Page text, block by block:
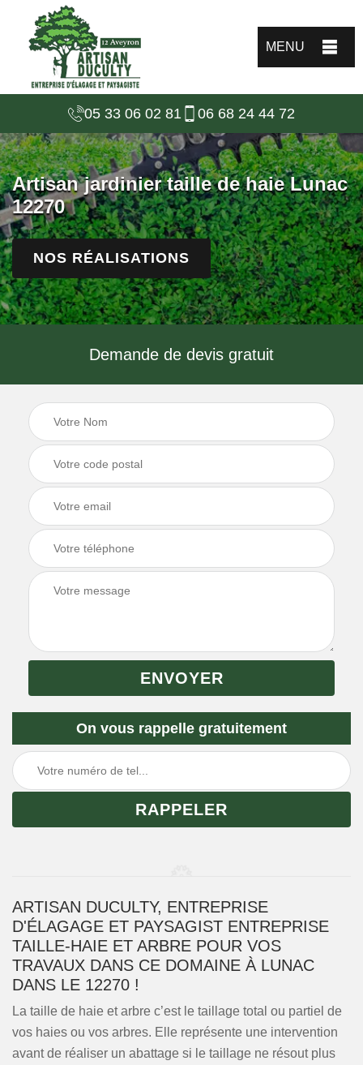
MENU
05 33 06 02 81 06 68 24 44 72
Artisan jardinier taille de haie Lunac
12270
NOS RÉALISATIONS
Demande de devis gratuit
On vous rappelle gratuitement
ARTISAN DUCULTY, ENTREPRISE
D'ÉLAGAGE ET PAYSAGIST ENTREPRISE
TAILLE-HAIE ET ARBRE POUR VOS
TRAVAUX DANS CE DOMAINE À LUNAC
DANS LE 12270 !
La taille de haie et arbre c’est le taillage total ou partiel de
vos haies ou vos arbres. Elle représente une intervention
avant de réaliser un abattage si le taillage ne résout plus